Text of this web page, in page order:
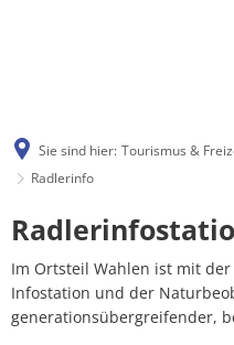
Sie sind hier: Tourismus &
Radlerinfo
Radlerinfo
Im Ortsteil Wahlen ist mit
Infostation und der
generationsübergreifender,